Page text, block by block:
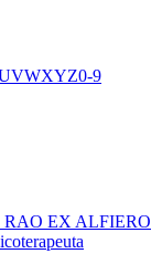
VWXYZ0-9
EX ALFIERO